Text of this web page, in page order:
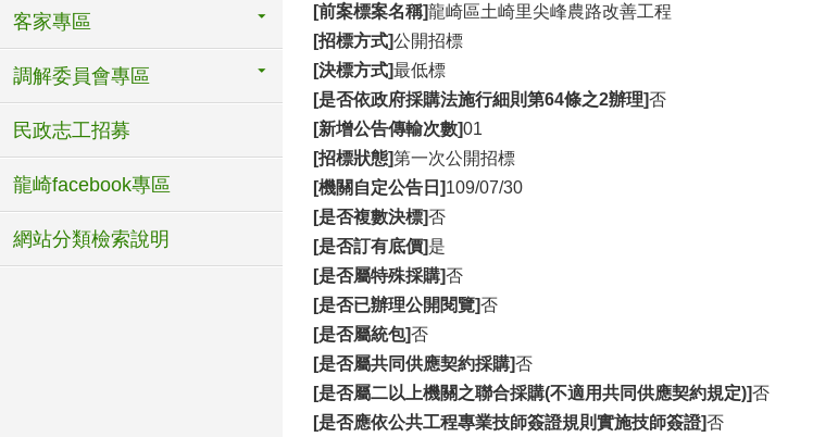
客家專區
調解委員會專區
民政志工招募
龍崎facebook專區
網站分類檢索說明
[前案標案名稱]龍崎區土崎里尖峰農路改善工程
[招標方式]公開招標
[決標方式]最低標
[是否依政府採購法施行細則第64條之2辦理]否
[新增公告傳輸次數]01
[招標狀態]第一次公開招標
[機關自定公告日]109/07/30
[是否複數決標]否
[是否訂有底價]是
[是否屬特殊採購]否
[是否已辦理公開閱覽]否
[是否屬統包]否
[是否屬共同供應契約採購]否
[是否屬二以上機關之聯合採購(不適用共同供應契約規定)]否
[是否應依公共工程專業技師簽證規則實施技師簽證]否